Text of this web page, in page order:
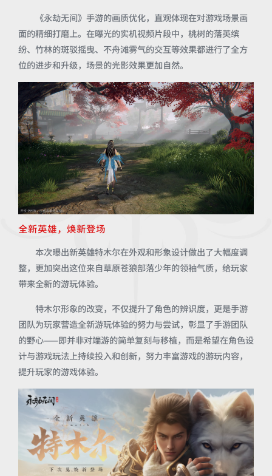
《永劫无间》手游的画质优化，直观体现在对游戏场景画
面的精细打磨上。在曝光的实机视频片段中，桃树的落英缤
纷、竹林的斑驳摇曳、不舟滩雾气的交互等效果都进行了全方
位的进步和升级，场景的光影效果更加自然。
全新英雄，焕新登场
本次曝出新英雄特木尔在外观和形象设计做出了大幅度调
整，更加突出这位来自草原苍狼部落少年的领袖气质，给玩家
带来全新的游玩体验。
特木尔形象的改变，不仅提升了角色的辨识度，更是手游
团队为玩家营造全新游玩体验的努力与尝试，彰显了手游团队
的野心——即并非对端游的简单复刻与移植，而是希望在角色设
计与游戏玩法上持续投入和创新，努力丰富游戏的游玩内容，
提升玩家的游戏体验。